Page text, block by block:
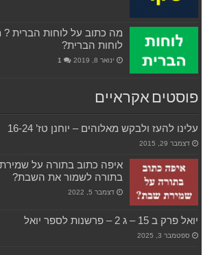
מה כתוב על לוחות הברית
לוחות הברית?
ינואר 8, 2019 1
פוסטים אקראיים
עלינו להעז ולבקש מאלוהים – יוחנן טז’ 16-24
דצמבר 29, 2015
איפה כתוב בתורה על
בתורה לשמור את השבת?
דצמבר 5, 2022
יואל פרק ב 15 – ג 2 – פרשנות לספר יואל
ספטמבר 3, 2025